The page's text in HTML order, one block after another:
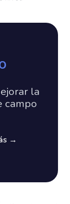
la
campo
→